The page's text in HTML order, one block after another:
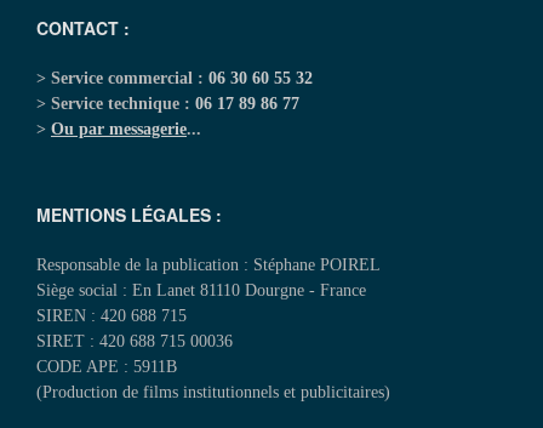
CONTACT :
> Service commercial : 06 30 60 55 32
> Service technique : 06 17 89 86 77
> Ou par messagerie...
MENTIONS LÉGALES :
Responsable de la publication : Stéphane POIREL
Siège social : En Lanet 81110 Dourgne - France
SIREN : 420 688 715
SIRET : 420 688 715 00036
CODE APE : 5911B
(Production de films institutionnels et publicitaires)